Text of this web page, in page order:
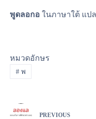
พูดลอกอ ในภาษาใต้ แป
หมวดอักษร
#พ
PREVIOUS